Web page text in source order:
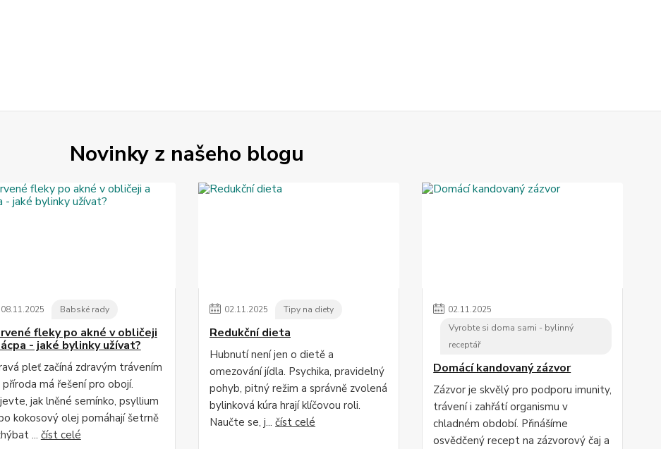
Novinky z našeho blogu
08.11.2025 Babské rady
fleky po akné v obličeji
- jaké bylinky užívat?
pleť začíná zdravým trávením
příroda má řešení pro obojí.
jak lněné semínko, psyllium
kokosový olej pomáhají šetrně
... číst celé
02.11.2025 Tipy na diety
Redukční dieta
Hubnutí není jen o dietě a
omezování jídla. Psychika, pravidelný
pohyb, pitný režim a správně zvolená
bylinková kúra hrají klíčovou roli.
Naučte se, j... číst celé
02.11.2025
Vyrobte si doma sami - bylinný
receptář
Domácí kandovaný zázvor
Zázvor je skvělý pro podporu imunity,
trávení i zahřátí organismu v
chladném období. Přinášíme
osvědčený recept na zázvorový čaj a